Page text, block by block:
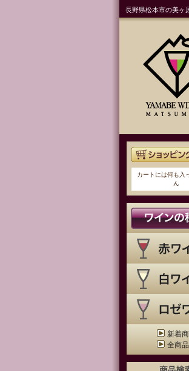
長野県松本市の美ヶ
カートには何も入
ん
新着
全商